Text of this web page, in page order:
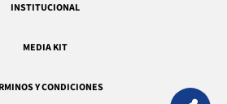
INSTITUCIONAL
MEDIA KIT
Y CONDICIONES